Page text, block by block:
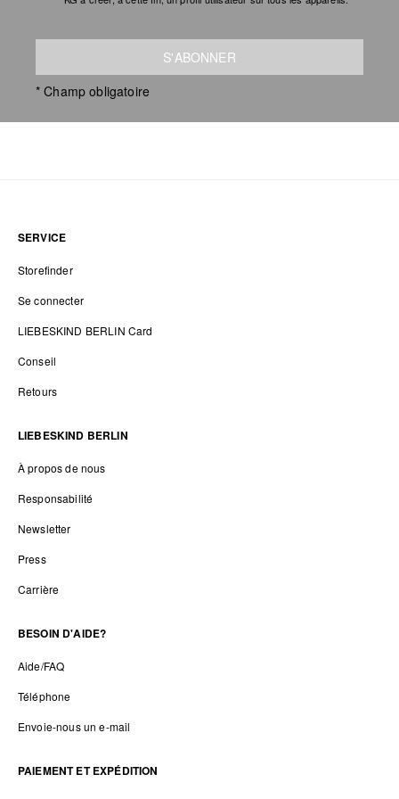
S'ABONNER
* Champ obligatoire
SERVICE
Storefinder
Se connecter
LIEBESKIND BERLIN Card
Conseil
Retours
LIEBESKIND BERLIN
À propos de nous
Responsabilité
Newsletter
Press
Carrière
BESOIN D'AIDE?
Aide/FAQ
Téléphone
Envoie-nous un e-mail
PAIEMENT ET EXPÉDITION